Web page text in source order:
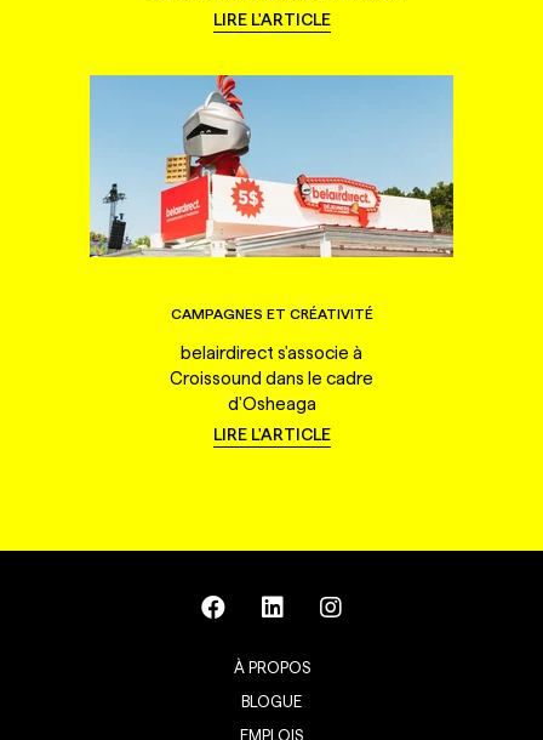
LIRE L'ARTICLE
CAMPAGNES ET CRÉATIVITÉ
belairdirect s'associe à
Croissound dans le cadre
d'Osheaga
LIRE L'ARTICLE
À PROPOS
BLOGUE
EMPLOIS